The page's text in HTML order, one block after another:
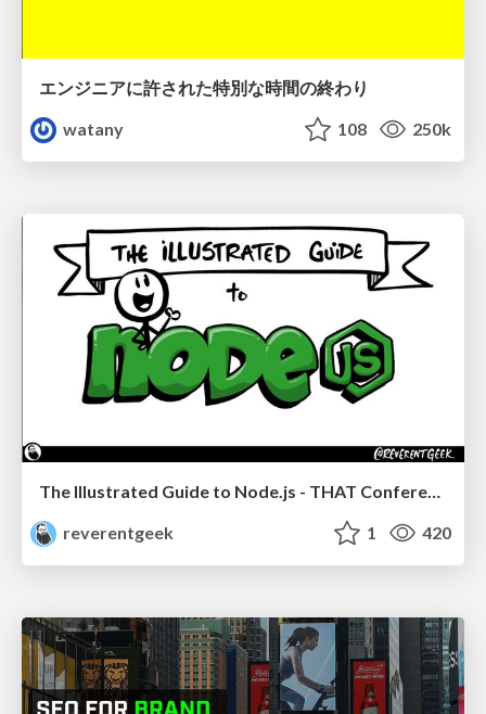
エンジニアに許された特別な時間の終わり
watany
108 250k
The Illustrated Guide to Node.js - THAT Conference 2024
reverentgeek
1 420